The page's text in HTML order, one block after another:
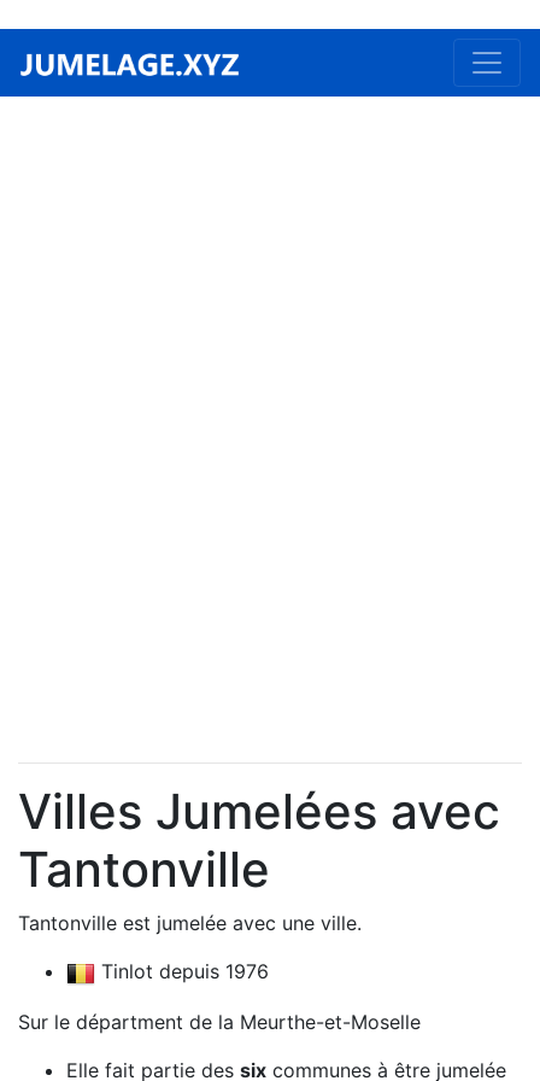
Villes Jumelées avec
Tantonville
Tantonville est jumelée avec une ville.
Tinlot depuis 1976
Sur le départment de la Meurthe-et-Moselle
Elle fait partie des six communes à être jumelée